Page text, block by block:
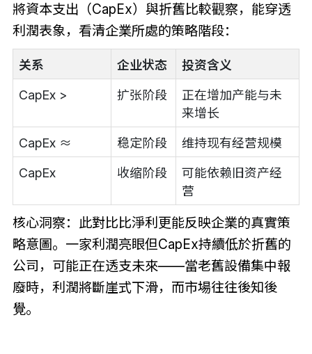
將資本支出（CapEx）與折舊比較觀察，能穿透
利潤表象，看清企業所處的策略階段：
关系 企业状态 投资含义
CapEx > 扩张阶段
正在增加产能与未
来增长
CapEx ≈ 稳定阶段 维持现有经营规模
CapEx 收缩阶段
可能依赖旧资产经
营
核心洞察：此對比比淨利更能反映企業的真實策
略意圖。一家利潤亮眼但CapEx持續低於折舊的
公司，可能正在透支未來——當老舊設備集中報
廢時，利潤將斷崖式下滑，而市場往往後知後
覺。